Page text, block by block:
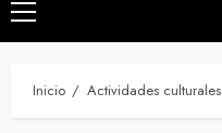
Menú
principal
Inicio Actividades culturales